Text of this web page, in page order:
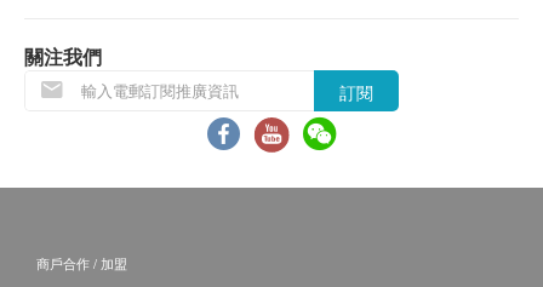
關注我們
訂閱
商戶合作 / 加盟